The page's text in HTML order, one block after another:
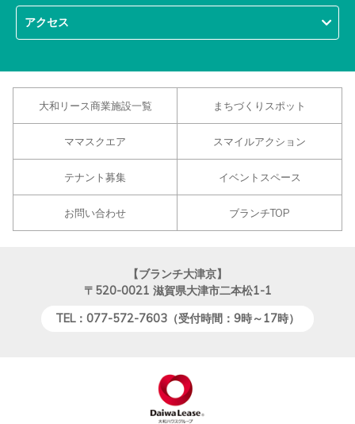
アクセス
大和リース商業施設一覧 まちづくりスポット
ママスクエア スマイルアクション
テナント募集 イベントスペース
お問い合わせ ブランチTOP
【ブランチ大津京】
〒520-0021 滋賀県大津市二本松1-1
TEL：077-572-7603（受付時間：9時～17時）